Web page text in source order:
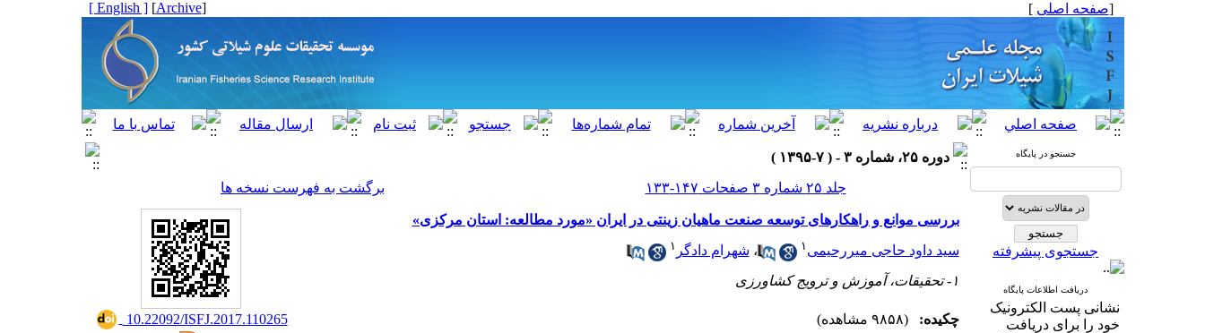
[صفحه اصلی ]
[
Archive
]
[ English ]
جستجو در پایگاه
جستجوی پیشرفته
دریافت اطلاعات پایگاه
نشانی پست الکترونیک
خود را برای دریافت
دوره ۲۵، شماره ۳ - ( ۷-۱۳۹۵ )
جلد ۲۵ شماره ۳ صفحات ۱۴۷-۱۳۳
برگشت به فهرست نسخه ها
بررسی موانع و راهکارهای توسعه صنعت ماهیان زینتی در ایران «مورد مطالعه: استان مرکزی»
سید داود حاجی میررحیمی ۱ ، شهرام دادگر ۱
۱- تحقیقات، آموزش و ترویج کشاورزی
چکیده:
(۹۸۵۸ مشاهده)
‎ 10.22092/ISFJ.2017.110265